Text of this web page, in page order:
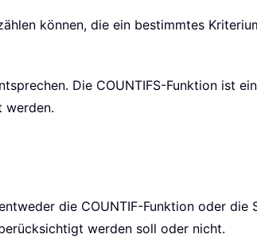
können, die ein bestimmtes
Die COUNTIFS-Funktion ist
werden.
die COUNTIF-Funktion oder die
werden soll oder nicht.